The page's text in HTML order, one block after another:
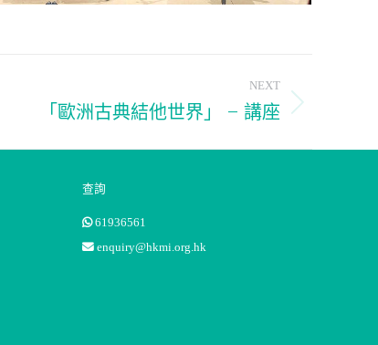
NEXT
「歐洲古典結他世界」 – 講座
查詢
61936561
enquiry@hkmi.org.hk